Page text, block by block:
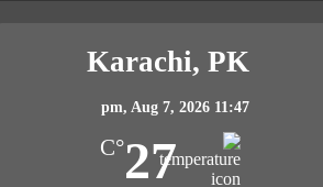
Karachi, PK
11:47 pm,
Aug 7, 2026
27
°C